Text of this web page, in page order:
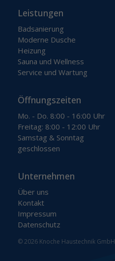
Leistungen
Badsanierung
Moderne Dusche
Heizung
Sauna und Wellness
Service und Wartung
Öffnungszeiten
Mo. - Do. 8:00 - 16:00 Uhr
Freitag: 8:00 - 12:00 Uhr
Samstag & Sonntag
geschlossen
Unternehmen
Über uns
Kontakt
Impressum
Datenschutz
© 2026 Knoche Haustechnik GmbH